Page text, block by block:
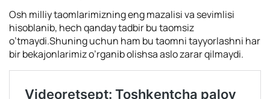
Osh milliy taomlarimizning eng mazalisi va sevimlisi
hisoblanib, hech qanday tadbir bu taomsiz
o’tmaydi.Shuning uchun ham bu taomni tayyorlashni har
bir bekajonlarimiz o’rganib olishsa aslo zarar qilmaydi.